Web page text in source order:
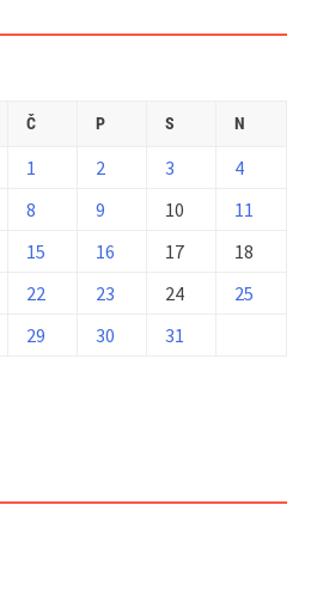
Č P S N
1 2 3
4
8 9 10
11
15 16 17
18
22 23 24
25
29 30 31